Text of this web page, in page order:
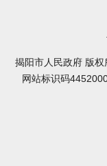
揭阳市人民政府 版
网站标识码